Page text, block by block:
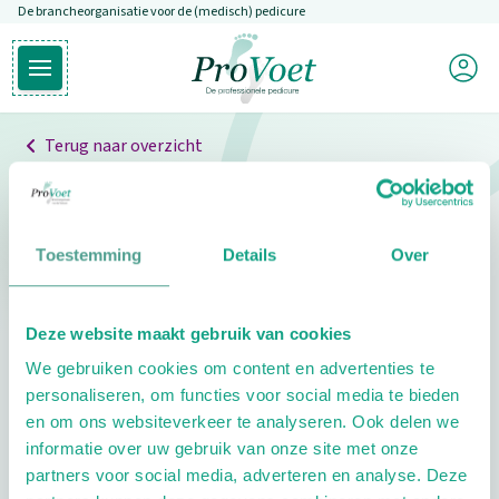
Toestemming Details Over
Deze website maakt gebruik van cookies
We gebruiken cookies om content en advertenties te
personaliseren, om functies voor social media te bieden
en om ons websiteverkeer te analyseren. Ook delen we
informatie over uw gebruik van onze site met onze
partners voor social media, adverteren en analyse. Deze
Overslaan en naar de inhoud gaan
De brancheorganisatie voor de (medisch) pedicure
Open hoofdmenu
Ga naar de homepagina
Mijn
Terug naar overzicht
Professionals
Pedicure niet gevonden
pedicure.